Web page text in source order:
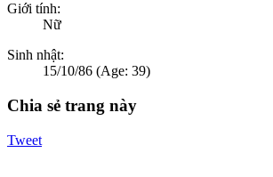
Giới tính:
Nữ
Sinh nhật:
15/10/86 (Age: 39)
Chia sẻ trang này
Tweet